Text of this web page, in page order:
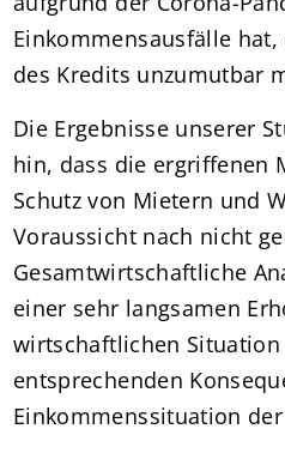
Einkommensausfälle
des Kredits unzumutbar
Die Ergebnisse unserer
hin, dass die ergriffenen
Schutz von Mietern und
Voraussicht nach nicht
Gesamtwirtschaftliche
einer sehr langsamen
wirtschaftlichen
entsprechenden
Einkommenssituation